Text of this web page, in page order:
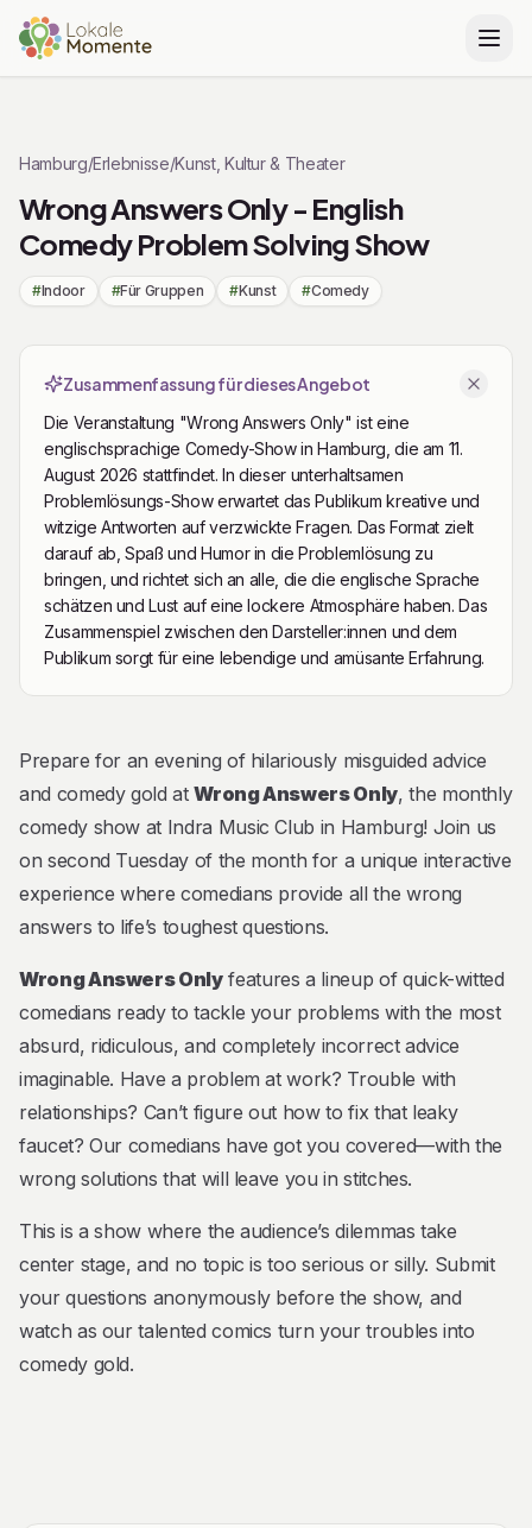
Hamburg/Erlebnisse/Kunst, Kultur & Theater
Wrong Answers Only - English
Comedy Problem Solving Show
#Indoor #Für Gruppen #Kunst #Comedy
Zusammenfassung für dieses Angebot
Die Veranstaltung "Wrong Answers Only" ist eine
englischsprachige Comedy-Show in Hamburg, die am 11.
August 2026 stattfindet. In dieser unterhaltsamen
Problemlösungs-Show erwartet das Publikum kreative und
witzige Antworten auf verzwickte Fragen. Das Format zielt
darauf ab, Spaß und Humor in die Problemlösung zu
bringen, und richtet sich an alle, die die englische Sprache
schätzen und Lust auf eine lockere Atmosphäre haben. Das
Zusammenspiel zwischen den Darsteller:innen und dem
Publikum sorgt für eine lebendige und amüsante Erfahrung.
Beschreibung
Prepare for an evening of hilariously misguided advice
and comedy gold atWrong Answers Only, the monthly
comedy show at Indra Music Club in Hamburg! Join us
on second Tuesday of the month for a unique interactive
experience where comedians provide all the wrong
answers to life’s toughest questions.
Wrong Answers Onlyfeatures a lineup of quick-witted
comedians ready to tackle your problems with the most
absurd, ridiculous, and completely incorrect advice
imaginable. Have a problem at work? Trouble with
relationships? Can’t figure out how to fix that leaky
faucet? Our comedians have got you covered—with the
wrong solutions that will leave you in stitches.
This is a show where the audience’s dilemmas take
center stage, and no topic is too serious or silly. Submit
your questions anonymously before the show, and
watch as our talented comics turn your troubles into
comedy gold.